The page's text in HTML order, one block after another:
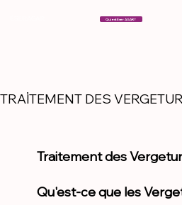
TRAİTEMENT DES
Qui est Eser AGAR?
Traitement des
Qu'est-ce que les